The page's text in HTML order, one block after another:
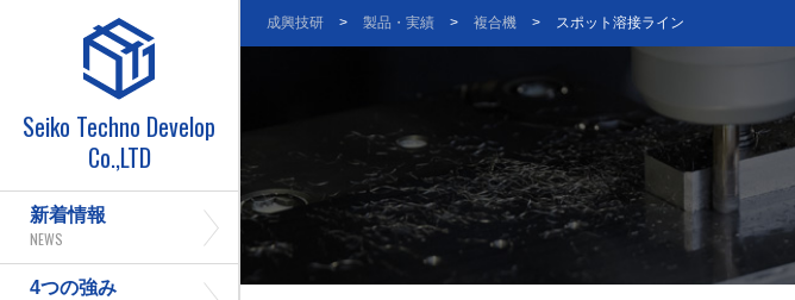
Seiko Techno Develop
Co.,LTD
新着情報
NEWS
4つの強み
成興技研 > 製品・実績 > 複合機 > スポット溶接ライン